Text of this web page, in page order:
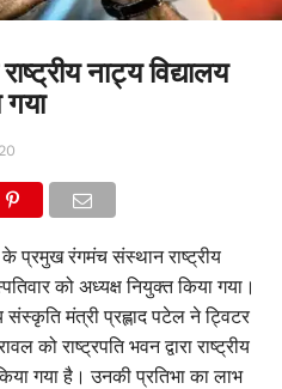
नाट्य विद्यालय
प्रमुख रंगमंच संस्थान राष्ट्रीय
को अध्यक्ष नियुक्त किया गया।
मंत्री प्रह्लाद पटेल ने ट्विटर
को राष्ट्रपति भवन द्वारा राष्ट्रीय
गया है। उनकी प्रतिभा का लाभ